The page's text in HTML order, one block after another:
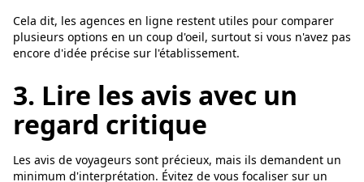
Cela dit, les agences en ligne restent utiles pour comparer
plusieurs options en un coup d'oeil, surtout si vous n'avez pas
encore d'idée précise sur l'établissement.
3. Lire les avis avec un
regard critique
Les avis de voyageurs sont précieux, mais ils demandent un
minimum d'interprétation. Évitez de vous focaliser sur un